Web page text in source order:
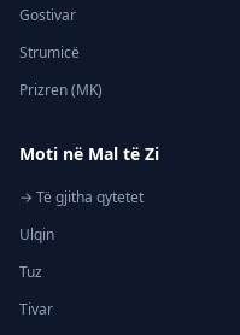
Gostivar
Strumicë
Prizren (MK)
Moti në Mal të Zi
→ Të gjitha qytetet
Ulqin
Tuz
Tivar